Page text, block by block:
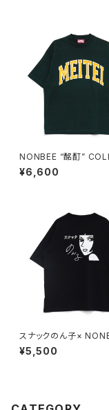
NONBEE “酩酊”
EE2 green
¥6,600
スナックのん子×
ャツ black/white
¥5,500